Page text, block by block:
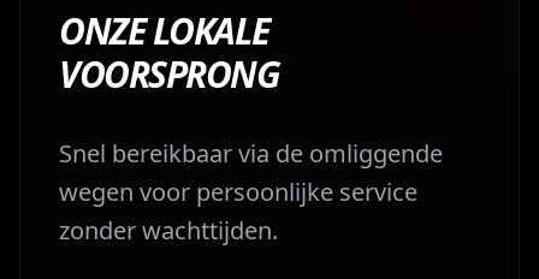
ONZE LOKALE
VOORSPRONG
Snel bereikbaar via de omliggende
wegen voor persoonlijke service
zonder wachttijden.